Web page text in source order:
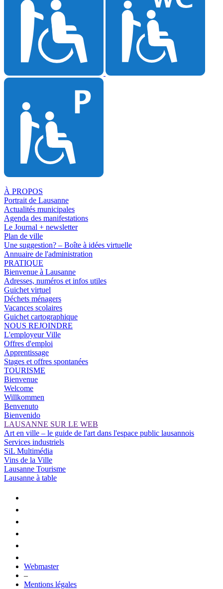
À PROPOS
Portrait de Lausanne
Actualités municipales
Agenda des manifestations
Le Journal + newsletter
Plan de ville
Une suggestion? – Boîte à idées virtuelle
Annuaire de l'administration
PRATIQUE
Bienvenue à Lausanne
Adresses, numéros et infos utiles
Guichet virtuel
Déchets ménagers
Vacances scolaires
Guichet cartographique
NOUS REJOINDRE
L'employeur Ville
Offres d'emploi
Apprentissage
Stages et offres spontanées
TOURISME
Bienvenue
Welcome
Willkommen
Benvenuto
Bienvenido
LAUSANNE SUR LE WEB
Art en ville – le guide de l'art dans l'espace public lausannois
Services industriels
SiL Multimédia
Vins de la Ville
Lausanne Tourisme
Lausanne à table
Webmaster
–
Mentions légales